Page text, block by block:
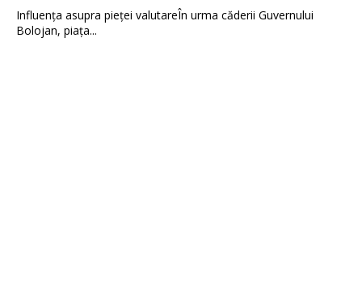
Influența asupra pieței valutareÎn urma căderii Guvernului
Bolojan, piața...